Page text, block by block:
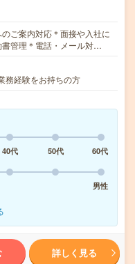
ご案内対応＊面接や入社に
管理＊電話・メール対…
務経験をお持ちの方
40代 50代
60代
男性
詳しく見る